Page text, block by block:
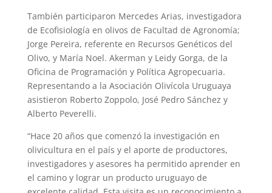
También participaron Mercedes Arias, investigadora
de Ecofisiología en olivos de Facultad de Agronomía;
Jorge Pereira, referente en Recursos Genéticos del
Olivo, y María Noel. Akerman y Leidy Gorga, de la
Oficina de Programación y Política Agropecuaria.
Representando a la Asociación Olivícola Uruguaya
asistieron Roberto Zoppolo, José Pedro Sánchez y
Alberto Peverelli.
“Hace 20 años que comenzó la investigación en
olivicultura en el país y el aporte de productores,
investigadores y asesores ha permitido aprender en
el camino y lograr un producto uruguayo de